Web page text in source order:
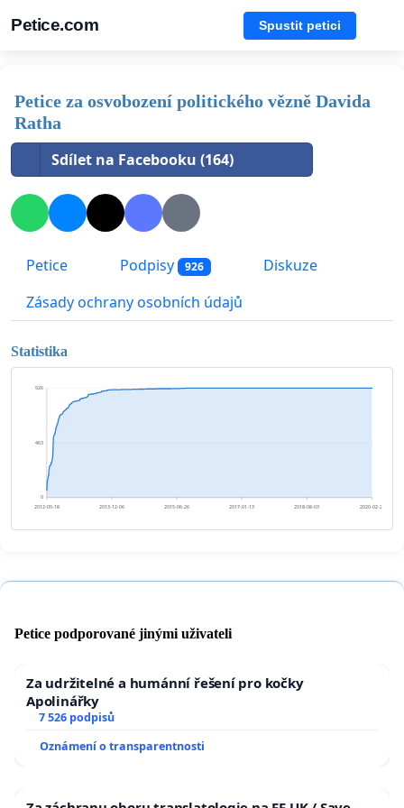
Petice.com Spustit petici
Petice za osvobození politického vězně Davida
Ratha
Sdílet na Facebooku (164)
Petice Podpisy 926
Diskuze
Zásady ochrany osobních údajů
Statistika
0
463
926
2012-05-18 2013-12-06 2015-06-26 2017-01-13 2018-08-03 2020-02-21
Petice podporované jinými uživateli
Za udržitelné a humánní řešení pro kočky
Apolinářky
7 526 podpisů
Oznámení o transparentnosti